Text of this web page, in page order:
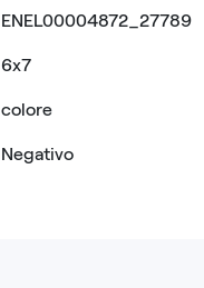
ENEL00004872_27789
6x7
colore
Negativo